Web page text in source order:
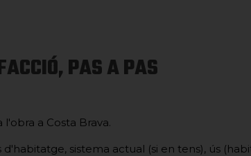
PAS A PAS
a Costa Brava.
d'habitatge, sistema actual (si en tens), ús